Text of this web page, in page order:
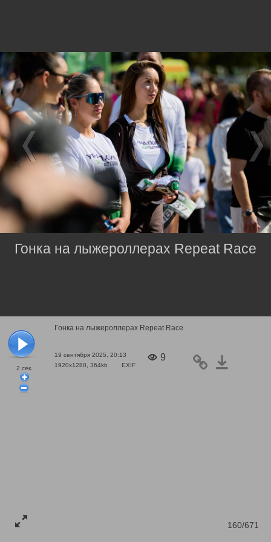
2 сек.
Гонка на лыжероллерах Repeat Race
19 сентября 2025, 20:13
1920x1280, 364kb
EXIF
9
160/671
Гонка на лыжероллерах Repeat Race